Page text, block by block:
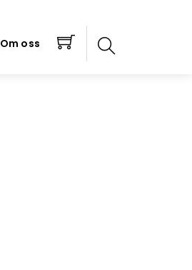
Om oss